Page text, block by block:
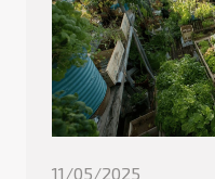
11/05/2025